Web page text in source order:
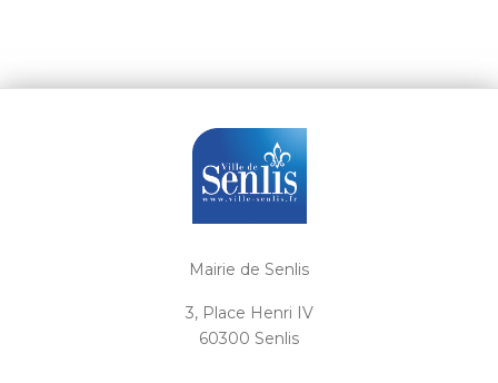
Mairie de Senlis
3, Place Henri IV
60300 Senlis